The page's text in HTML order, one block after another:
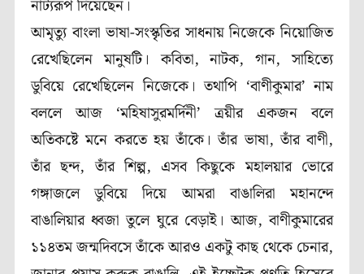
নাট্যরূপ দিয়েছেন।
আমৃত্যু বাংলা ভাষা-সংস্কৃতির সাধনায় নিজেকে নিয়োজিত
রেখেছিলেন মানুষটি। কবিতা, নাটক, গান, সাহিত্যে
ডুবিয়ে রেখেছিলেন নিজেকে। তথাপি ‘বাণীকুমার’ নাম
বললে আজ ‘মহিষাসুরমর্দিনী’ ত্রয়ীর একজন বলে
অতিকষ্টে মনে করতে হয় তাঁকে। তাঁর ভাষা, তাঁর বাণী,
তাঁর ছন্দ, তাঁর শিল্প, এসব কিছুকে মহালয়ার ভোরে
গঙ্গাজলে ডুবিয়ে দিয়ে আমরা বাঙালিরা মহানন্দে
বাঙালিয়ার ধ্বজা তুলে ঘুরে বেড়াই। আজ, বাণীকুমারের
১১৪তম জন্মদিবসে তাঁকে আরও একটু কাছ থেকে চেনার,